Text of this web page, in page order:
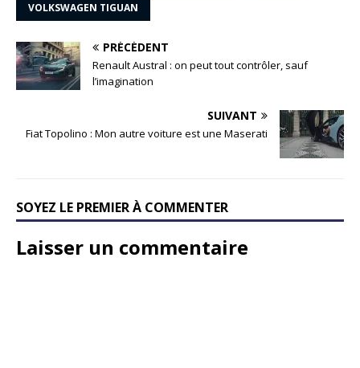
VOLKSWAGEN TIGUAN
PRÉCÉDENT
Renault Austral : on peut tout contrôler, sauf
l’imagination
SUIVANT
Fiat Topolino : Mon autre voiture est une Maserati
SOYEZ LE PREMIER À COMMENTER
Laisser un commentaire